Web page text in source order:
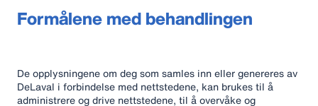
Formålene med behandlingen
De opplysningene om deg som samles inn eller genereres av
DeLaval i forbindelse med nettstedene, kan brukes til å
administrere og drive nettstedene, til å overvåke og